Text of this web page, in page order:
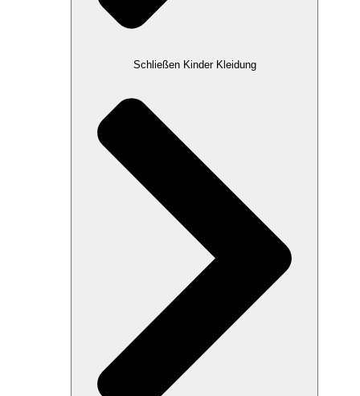
Schließen Kinder Kleidung